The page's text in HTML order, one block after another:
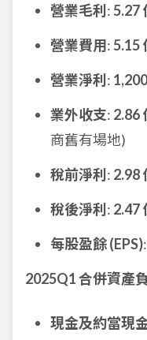
營業毛利 :5.27
營業費用:5.15
營業淨利 :
業外收支: 2.86
商舊有場地)
稅前淨利 : 2.98
稅後淨利 : 2.47
每股盈餘 (EPS):
2025Q1 合併資產
現金及約當現